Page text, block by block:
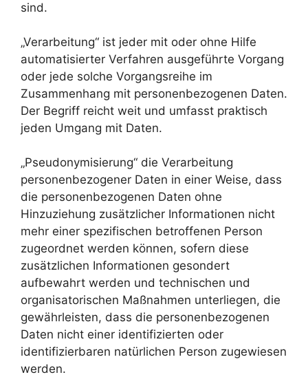
sind.
„Verarbeitung“ ist jeder mit oder ohne Hilfe
automatisierter Verfahren ausgeführte Vorgang
oder jede solche Vorgangsreihe im
Zusammenhang mit personenbezogenen Daten.
Der Begriff reicht weit und umfasst praktisch
jeden Umgang mit Daten.
„Pseudonymisierung“ die Verarbeitung
personenbezogener Daten in einer Weise, dass
die personenbezogenen Daten ohne
Hinzuziehung zusätzlicher Informationen nicht
mehr einer spezifischen betroffenen Person
zugeordnet werden können, sofern diese
zusätzlichen Informationen gesondert
aufbewahrt werden und technischen und
organisatorischen Maßnahmen unterliegen, die
gewährleisten, dass die personenbezogenen
Daten nicht einer identifizierten oder
identifizierbaren natürlichen Person zugewiesen
werden.